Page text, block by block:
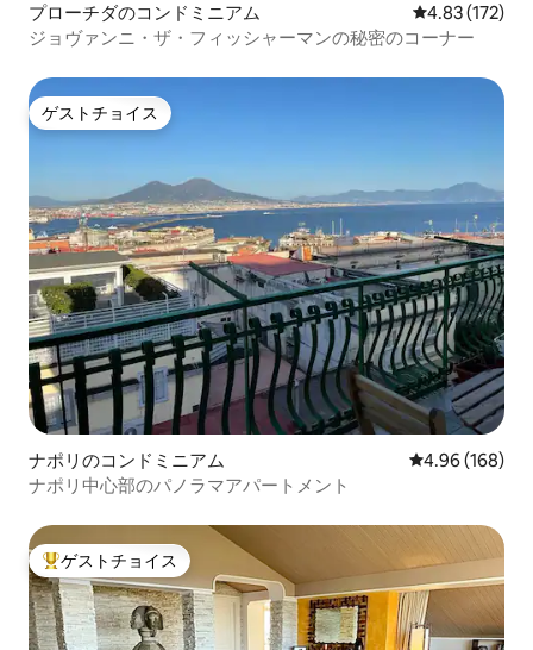
プローチダのコンドミニアム レビュー172
4.83 (172)
ジョヴァンニ・ザ・フィッシャーマンの秘密のコーナー
ゲストチョイス
ゲストチョイス
ナポリのコンドミニアム レビュー168
4.96 (168)
ナポリ中心部のパノラマアパートメント
大好評のゲストチョイスです。
ゲストチョイス